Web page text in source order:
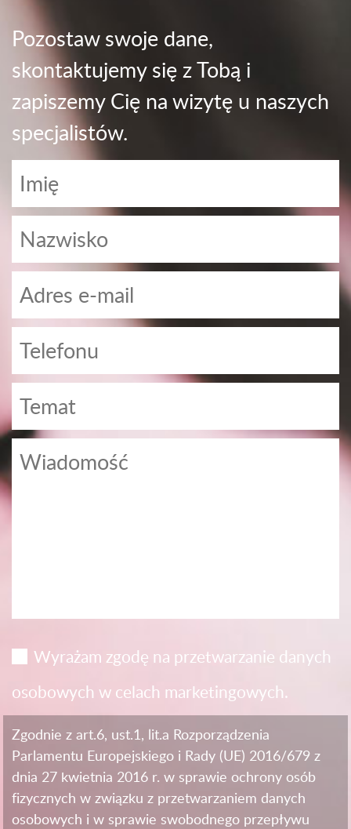
Pozostaw swoje dane,
skontaktujemy się z Tobą i
zapiszemy Cię na wizytę u naszych
specjalistów.
Wyrażam zgodę na przetwarzanie danych
osobowych w celach marketingowych.
Zgodnie z art.6, ust.1, lit.a Rozporządzenia
Parlamentu Europejskiego i Rady (UE) 2016/679 z
dnia 27 kwietnia 2016 r. w sprawie ochrony osób
fizycznych w związku z przetwarzaniem danych
osobowych i w sprawie swobodnego przepływu